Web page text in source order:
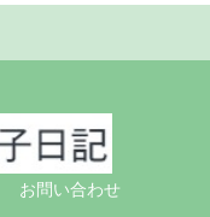
お問い合わせ